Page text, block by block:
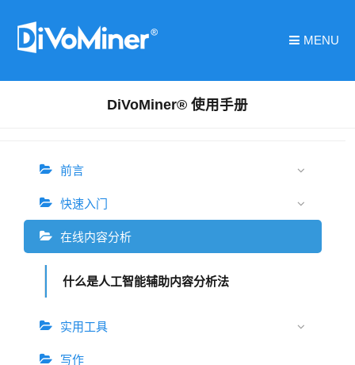
MENU
DiVoMiner® 使用手册
前言
快速入门
在线内容分析
什么是人工智能辅助内容分析法
实用工具
写作